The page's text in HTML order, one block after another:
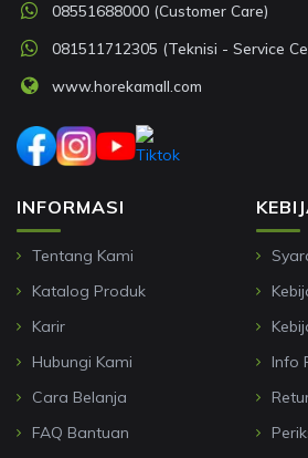
INFORMASI
Tentang Kami
Katalog Produk
Karir
Hubungi Kami
Cara Belanja
FAQ Bantuan
Info
08551688000 (Customer Care)
081511712305 (Teknisi - Service
www.horekamall.com